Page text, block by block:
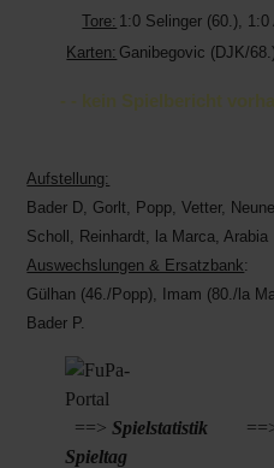
Tore: 1:0 Selinger (60.), 1:0
Karten: Ganibegovic (DJK/
- - kein Spielbericht
Aufstellung:
Bader D, Gorlt, Popp, Vetter,
Scholl, Reinhardt, la Marca, Arabia
Auswechslungen & Ersatzbank:
Gülhan (46./Popp), Imam (80./la
Bader P.
==>Spielstatistik
Spieltag